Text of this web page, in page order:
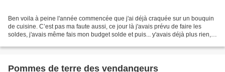
Ben voila à peine l'année commencée que j'ai déjà craquée sur un bouquin
de cuisine. C’est pas ma faute aussi, ce jour là j'avais prévu de faire les
soldes, j'avais même fais mon budget solde et puis... y'avais déjà plus rien,
Pommes de terre des vendangeurs